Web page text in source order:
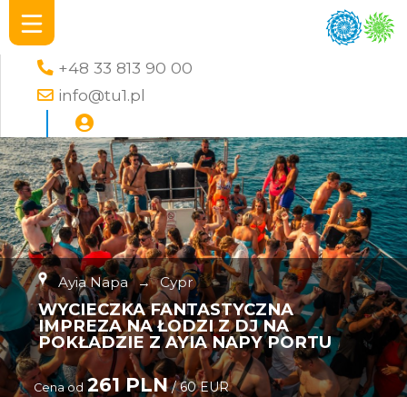
+48 33 813 90 00
info@tu1.pl
Ayia Napa → Cypr
WYCIECZKA FANTASTYCZNA
IMPREZA NA ŁODZI Z DJ NA
POKŁADZIE Z AYIA NAPY PORTU
Cena od 261 PLN/ 60 EUR